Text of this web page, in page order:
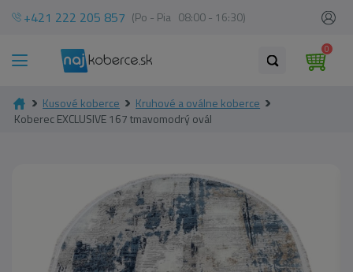
+421 222 205 857 (Po - Pia 08:00 - 16:30)
0
Kusové koberce
Kruhové a oválne koberce
Koberec EXCLUSIVE 167 tmavomodrý ovál